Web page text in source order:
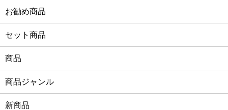
お勧め商品
セット商品
商品
商品ジャンル
新商品